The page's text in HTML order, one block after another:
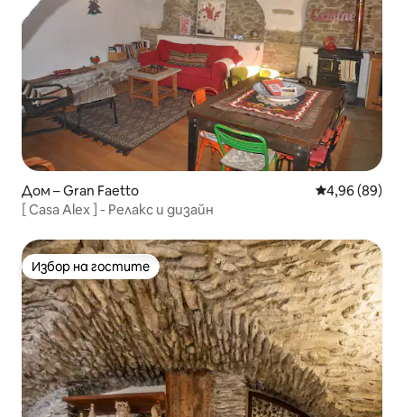
Дом – Gran Faetto Средна
4,96 (89)
[ Casa Alex ] - Релакс и дизайн
Избор на гостите
Избор на гостите